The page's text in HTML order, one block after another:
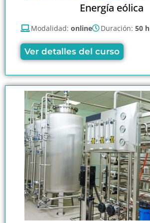
Energía eólica
Modalidad: online Duración: 50 h
Ver detalles del curso